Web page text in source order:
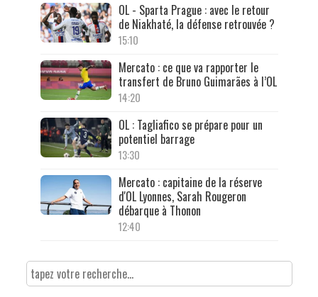
OL - Sparta Prague : avec le retour
de Niakhaté, la défense retrouvée ?
15:10
Mercato : ce que va rapporter le
transfert de Bruno Guimarães à l’OL
14:20
OL : Tagliafico se prépare pour un
potentiel barrage
13:30
Mercato : capitaine de la réserve
d'OL Lyonnes, Sarah Rougeron
débarque à Thonon
12:40